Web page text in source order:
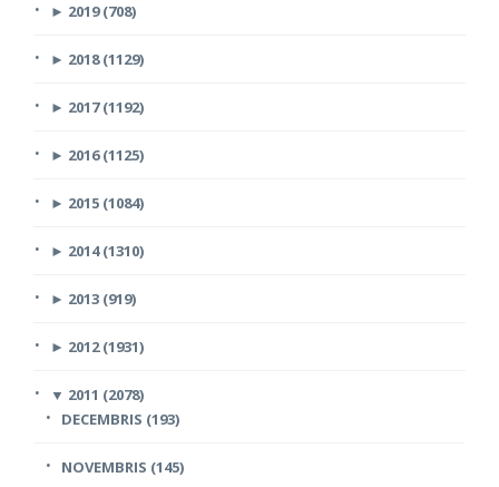
► 2019 (708)
► 2018 (1129)
► 2017 (1192)
► 2016 (1125)
► 2015 (1084)
► 2014 (1310)
► 2013 (919)
► 2012 (1931)
▼ 2011 (2078)
DECEMBRIS (193)
NOVEMBRIS (145)